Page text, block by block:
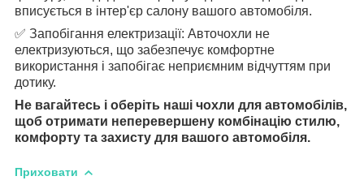
вписується в інтер'єр салону вашого автомобіля.
✅ Запобігання електризації: Авточохли не
електризуються, що забезпечує комфортне
використання і запобігає неприємним відчуттям при
дотику.
Не вагайтесь і оберіть наші чохли для автомобілів,
щоб отримати неперевершену комбінацію стилю,
комфорту та захисту для вашого автомобіля.
Приховати